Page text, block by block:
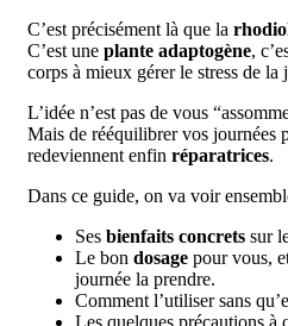
C’est précisément là que la
C’est une plante adaptogène,
corps à mieux gérer le stress de la
L’idée n’est pas de vous
Mais de rééquilibrer vos journées
redeviennent enfin réparatrices.
Dans ce guide, on va voir
Ses bienfaits concrets sur
Le bon dosage pour vous,
journée la prendre.
Comment l’utiliser sans
Les quelques précautions à